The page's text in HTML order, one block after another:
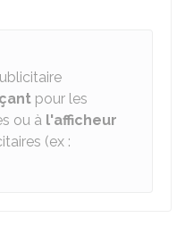
pour les
ou à l'afficheur
(ex :